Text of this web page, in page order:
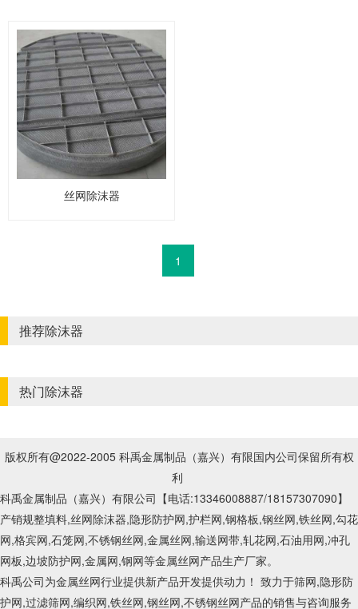
丝网除沫器
1
推荐除沫器
热门除沫器
版权所有@2022-2005 科禹金属制品（嘉兴）有限国内公司保留所有权
利
科禹金属制品（嘉兴）有限公司【电话:13346008887/18157307090】
产销规整填料,丝网除沫器,隐形防护网,护栏网,钢格板,钢丝网,铁丝网,勾花
网,格宾网,石笼网,不锈钢丝网,金属丝网,输送网带,轧花网,石油用网,冲孔
网板,边坡防护网,金属网,钢网等金属丝网产品生产厂家。
科禹公司为金属丝网行业提供新产品开发提供动力！ 致力于筛网,隐形防
护网,过滤筛网,编织网,铁丝网,钢丝网,不锈钢丝网产品的销售与咨询服务